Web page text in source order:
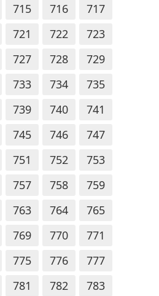
715 716
717
721 722
723
727 728
729
733 734
735
739 740
741
745 746
747
751 752
753
757 758
759
763 764
765
769 770
771
775 776
777
781 782
783